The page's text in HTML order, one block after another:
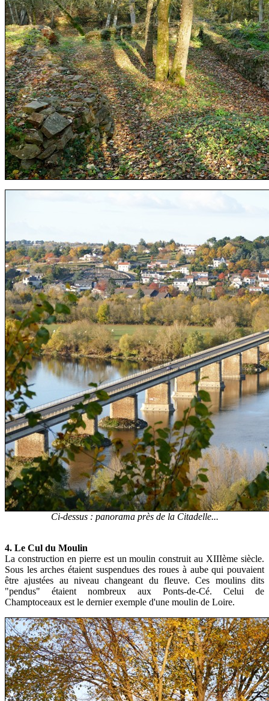
Ci-dessus : panorama près de la Citadelle...
4. Le Cul du Moulin
La construction en pierre est un moulin construit au XIIIème siècle.
Sous les arches étaient suspendues des roues à aube qui pouvaient
être ajustées au niveau changeant du fleuve. Ces moulins dits
"pendus" étaient nombreux aux Ponts-de-Cé. Celui de
Champtoceaux est le dernier exemple d'une moulin de Loire.